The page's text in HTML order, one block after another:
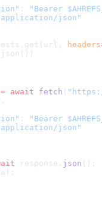
: "Bearer
json"
headers
= await fetch ( "
,
: "Bearer
json"
response. json ();